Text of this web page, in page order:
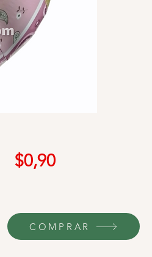
$0,90Precio
COMPRAR